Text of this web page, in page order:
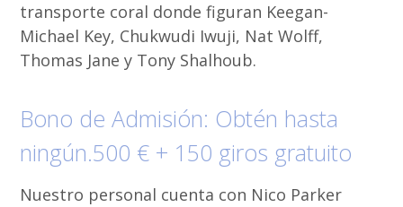
transporte coral donde figuran Keegan-
Michael Key, Chukwudi Iwuji, Nat Wolff,
Thomas Jane y Tony Shalhoub.
Bono de Admisión: Obtén hasta
ningún.500 € + 150 giros gratuito
Nuestro personal cuenta con Nico Parker